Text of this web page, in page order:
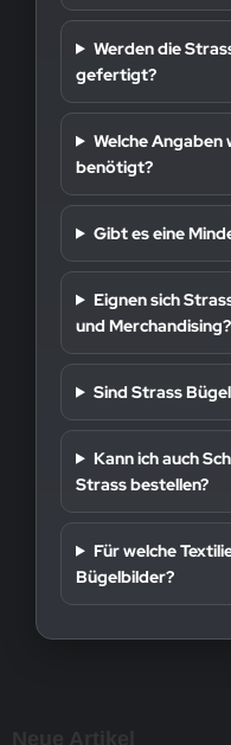
Werden die
gefertigt?
Welche
benötigt?
Gibt es eine
Eignen sich
und Merchandising?
Sind Strass
Kann ich auch
Strass bestellen?
Für welche
Bügelbilder?